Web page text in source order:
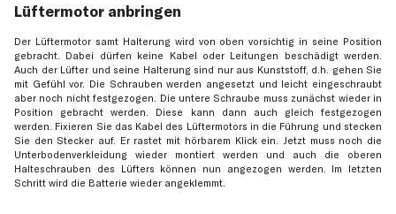
Lüftermotor anbringen
Der Lüftermotor samt Halterung wird von oben vorsichtig in seine Position
gebracht. Dabei dürfen keine Kabel oder Leitungen beschädigt werden.
Auch der Lüfter und seine Halterung sind nur aus Kunststoff, d.h. gehen Sie
mit Gefühl vor. Die Schrauben werden angesetzt und leicht eingeschraubt
aber noch nicht festgezogen. Die untere Schraube muss zunächst wieder in
Position gebracht werden. Diese kann dann auch gleich festgezogen
werden. Fixieren Sie das Kabel des Lüftermotors in die Führung und stecken
Sie den Stecker auf. Er rastet mit hörbarem Klick ein. Jetzt muss noch die
Unterbodenverkleidung wieder montiert werden und auch die oberen
Halteschrauben des Lüfters können nun angezogen werden. Im letzten
Schritt wird die Batterie wieder angeklemmt.